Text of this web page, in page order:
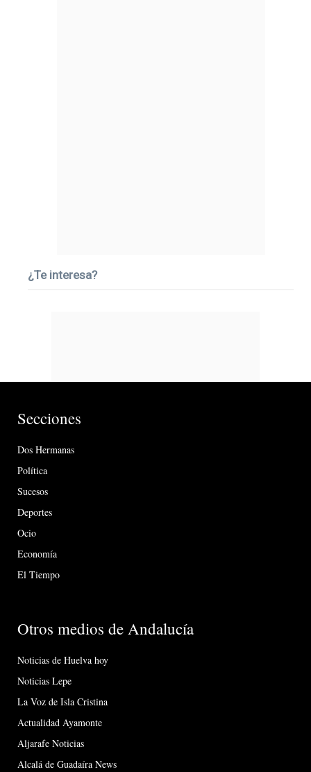
¿Te interesa?
Secciones
Dos Hermanas
Política
Sucesos
Deportes
Ocio
Economía
El Tiempo
Otros medios de Andalucía
Noticias de Huelva hoy
Noticias Lepe
La Voz de Isla Cristina
Actualidad Ayamonte
Aljarafe Noticias
Alcalá de Guadaíra News